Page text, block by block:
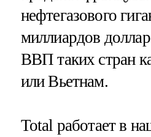
нефтегазового
миллиардов
ВВП таких стран
или Вьетнам.
Total работает в